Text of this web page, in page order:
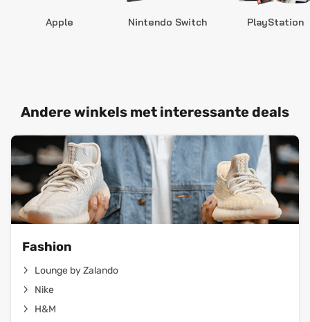
Apple Nintendo Switch PlayStation
Andere winkels met interessante deals
Fashion
Lounge by Zalando
Nike
H&M